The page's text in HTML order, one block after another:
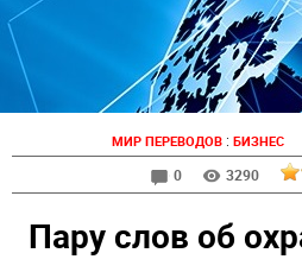
МИР ПЕРЕВОДОВ: БИЗНЕС
0
3290
Пару слов об